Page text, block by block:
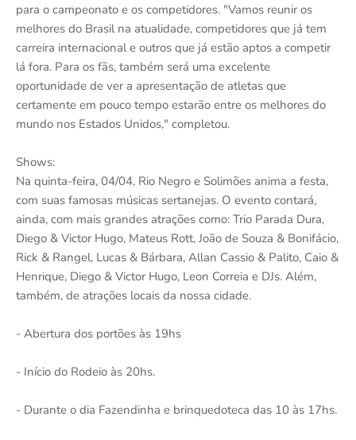
para o campeonato e os competidores. "Vamos reunir os
melhores do Brasil na atualidade, competidores que já tem
carreira internacional e outros que já estão aptos a competir
lá fora. Para os fãs, também será uma excelente
oportunidade de ver a apresentação de atletas que
certamente em pouco tempo estarão entre os melhores do
mundo nos Estados Unidos," completou.
Shows:
Na quinta-feira, 04/04, Rio Negro e Solimões anima a festa,
com suas famosas músicas sertanejas. O evento contará,
ainda, com mais grandes atrações como: Trio Parada Dura,
Diego & Victor Hugo, Mateus Rott, João de Souza & Bonifácio,
Rick & Rangel, Lucas & Bárbara, Allan Cassio & Palito, Caio &
Henrique, Diego & Victor Hugo, Leon Correia e DJs. Além,
também, de atrações locais da nossa cidade.
- Abertura dos portões às 19hs
- Início do Rodeio às 20hs.
- Durante o dia Fazendinha e brinquedoteca das 10 às 17hs.